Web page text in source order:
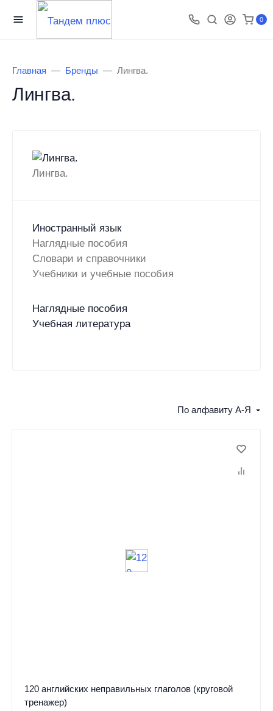
0
Главная Бренды Лингва.
Лингва.
Лингва.
Иностранный язык
Наглядные пособия
Словари и справочники
Учебники и учебные пособия
Наглядные пособия
Учебная литература
По алфавиту А-Я
120 английских неправильных глаголов (круговой
тренажер)